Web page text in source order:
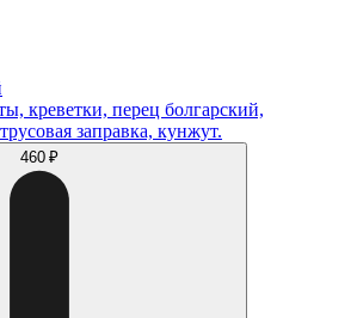
креветки, перец болгарский,
заправка, кунжут.
460 ₽